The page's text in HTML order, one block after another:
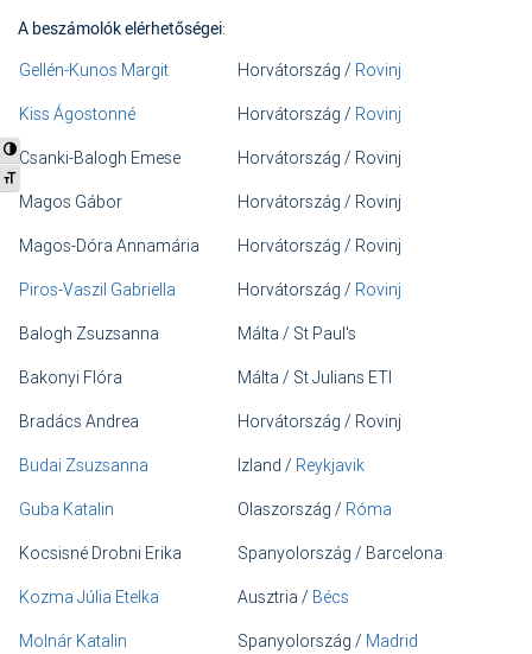
Nagy kontraszt váltása
Betűméret váltása
A beszámolók elérhetőségei:
Gellén-Kunos Margit Horvátország / Rovinj
Kiss Ágostonné Horvátország / Rovinj
Csanki-Balogh Emese Horvátország / Rovinj
Magos Gábor Horvátország / Rovinj
Magos-Dóra Annamária Horvátország / Rovinj
Piros-Vaszil Gabriella Horvátország / Rovinj
Balogh Zsuzsanna Málta / St Paul's
Bakonyi Flóra Málta / St Julians ETI
Bradács Andrea Horvátország / Rovinj
Budai Zsuzsanna Izland / Reykjavik
Guba Katalin Olaszország / Róma
Kocsisné Drobni Erika Spanyolország / Barcelona
Kozma Júlia Etelka Ausztria / Bécs
Molnár Katalin Spanyolország / Madrid